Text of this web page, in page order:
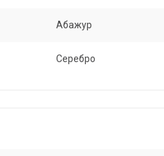
Абажур
Серебро